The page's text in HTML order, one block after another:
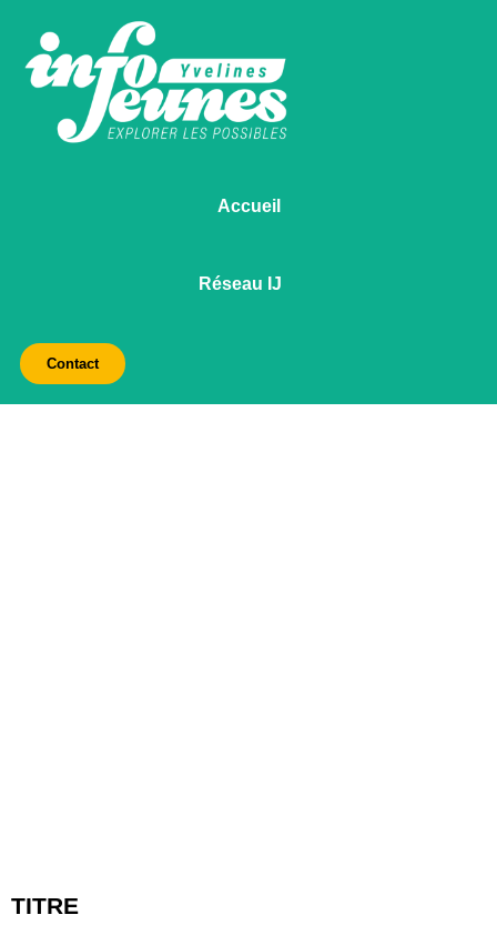
Accueil
Réseau IJ
Contact
TITRE